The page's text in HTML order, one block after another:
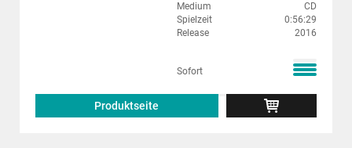
Medium
CD
Spielzeit
0:56:29
Release
2016
Sofort
Produktseite